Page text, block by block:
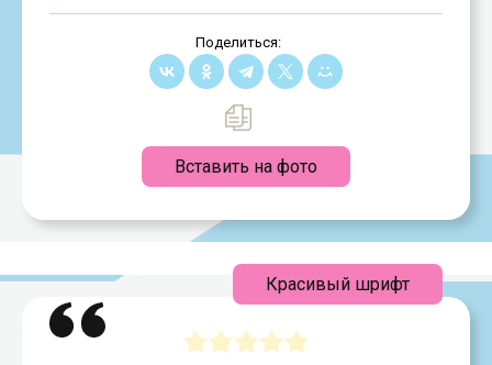
Поделиться:
Вставить на фото
Красивый шрифт